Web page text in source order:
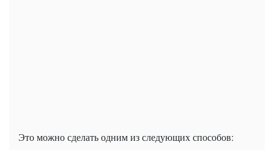
Это можно сделать одним из следующих способов: